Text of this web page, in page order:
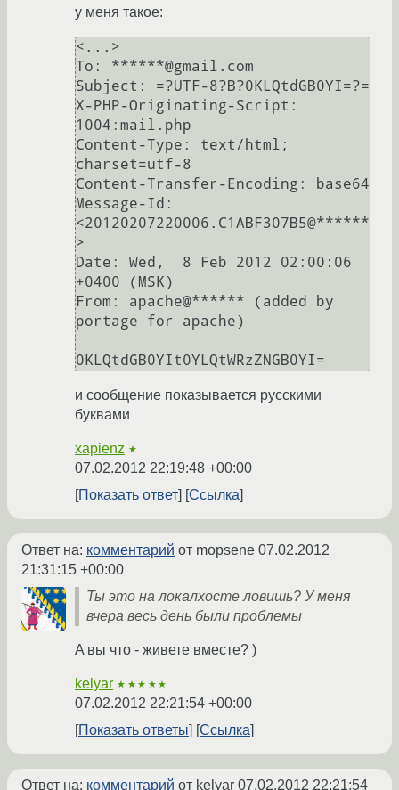
у меня такое:
<...>
To: ******@gmail.com
Subject: =?UTF-8?B?0KLQtdGB0YI=?=
X-PHP-Originating-Script:
1004:mail.php
Content-Type: text/html;
charset=utf-8
Content-Transfer-Encoding: base64
Message-Id:
<20120207220006.C1ABF307B5@******
>
Date: Wed,  8 Feb 2012 02:00:06
+0400 (MSK)
From: apache@****** (added by
portage for apache)
и сообщение показывается русскими
буквами
xapienz ★
07.02.2012 22:19:48 +00:00
Показать ответ
Ссылка
Ответ на: комментарий от mopsene 07.02.2012
21:31:15 +00:00
Ты это на локалхосте ловишь? У меня
вчера весь день были проблемы
A вы что - живете вместе? )
kelyar ★★★★★
07.02.2012 22:21:54 +00:00
Показать ответы
Ссылка
Ответ на: комментарий от kelyar 07.02.2012 22:21:54